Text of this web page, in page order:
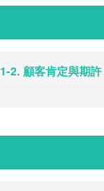
1-2. 顧客肯定與期許